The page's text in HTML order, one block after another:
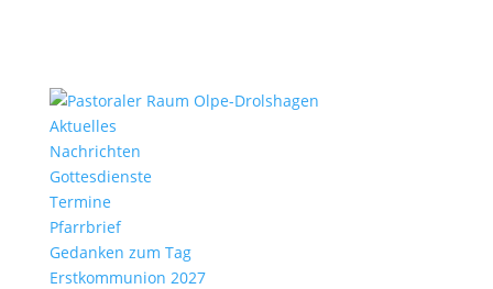
Aktu­elles
Nach­richten
Gottes­dienste
Termine
Pfarr­brief
Gedanken zum Tag
Erst­kom­mu­nion 2027